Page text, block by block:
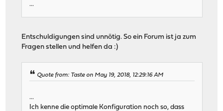
...
Entschuldigungen sind unnötig. So ein Forum ist ja zum
Fragen stellen und helfen da :)
Quote from: Taste on May 19, 2018, 12:29:16 AM
...
Ich kenne die optimale Konfiguration noch so, dass